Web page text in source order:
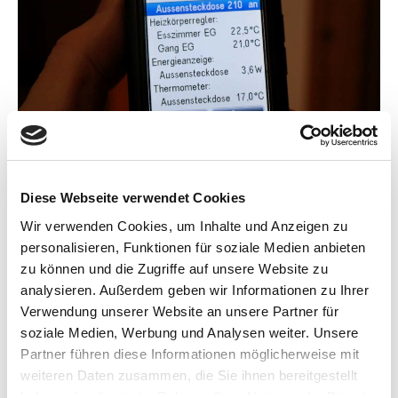
Diese Webseite verwendet Cookies
Wir verwenden Cookies, um Inhalte und Anzeigen zu
personalisieren, Funktionen für soziale Medien anbieten
zu können und die Zugriffe auf unsere Website zu
analysieren. Außerdem geben wir Informationen zu Ihrer
Verwendung unserer Website an unsere Partner für
soziale Medien, Werbung und Analysen weiter. Unsere
Partner führen diese Informationen möglicherweise mit
weiteren Daten zusammen, die Sie ihnen bereitgestellt
Bild 10: Am Fritz!Fon lassen sich auch
die aktuellen Temperaturen und der
Stromverbrauch an einer
Funksteckdose Fritz!DECT 200 bzw. 210
ganz einfach ablesen.